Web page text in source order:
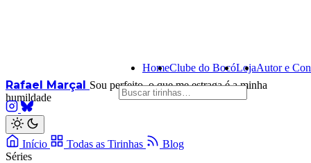
Rafael Marçal Sou perfeito, o que me estraga é a minha
humildade
HomeClube do BocóLojaAutor e
Início Todas as Tirinhas
Blog
Séries